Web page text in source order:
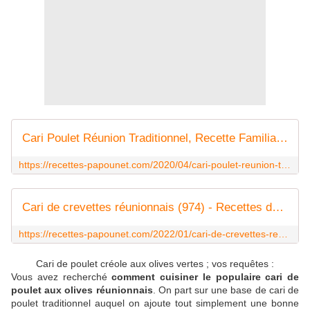
Cari Poulet Réunion Traditionnel, Recette Familiale. - Recettes de Papounet
Cari de crevettes réunionnais (974) - Recettes de Papounet
Cari de poulet créole aux olives vertes ; vos requêtes :
Vous avez recherchécomment cuisiner le populaire cari de
poulet aux olives réunionnais . On part sur une base de cari de
poulet traditionnel auquel on ajoute tout simplement une bonne